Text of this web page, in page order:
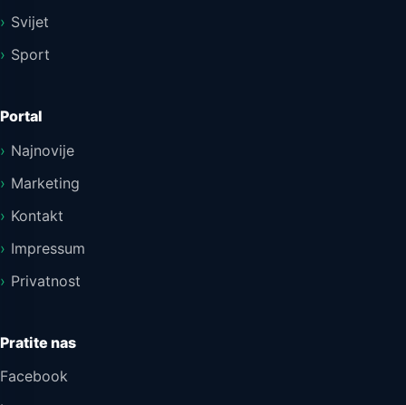
Svijet
Sport
Portal
Najnovije
Marketing
Kontakt
Impressum
Privatnost
Pratite nas
Facebook